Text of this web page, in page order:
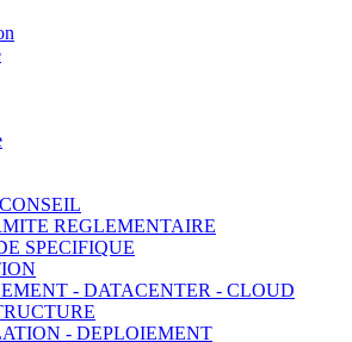
REGLEMENTAIRE
SPECIFIQUE
- DATACENTER - CLOUD
- DEPLOIEMENT